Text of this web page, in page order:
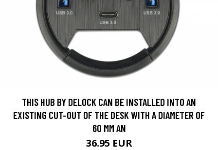
THIS HUB BY DELOCK CAN BE INSTALLED INTO AN
EXISTING CUT-OUT OF THE DESK WITH A DIAMETER OF
60 MM AN
36.95 EUR